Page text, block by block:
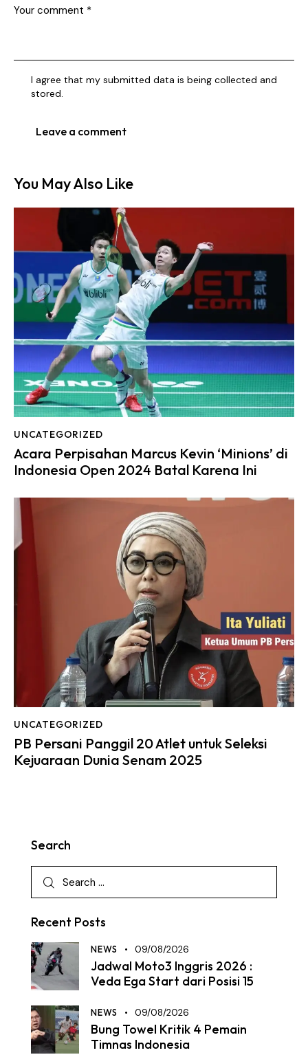
I agree that my submitted data is being collected and
stored.
You May Also Like
UNCATEGORIZED
Acara Perpisahan Marcus Kevin ‘Minions’ di
Indonesia Open 2024 Batal Karena Ini
UNCATEGORIZED
PB Persani Panggil 20 Atlet untuk Seleksi
Kejuaraan Dunia Senam 2025
Search
Recent Posts
NEWS 09/08/2026
Jadwal Moto3 Inggris 2026 :
Veda Ega Start dari Posisi 15
NEWS 09/08/2026
Bung Towel Kritik 4 Pemain
Timnas Indonesia